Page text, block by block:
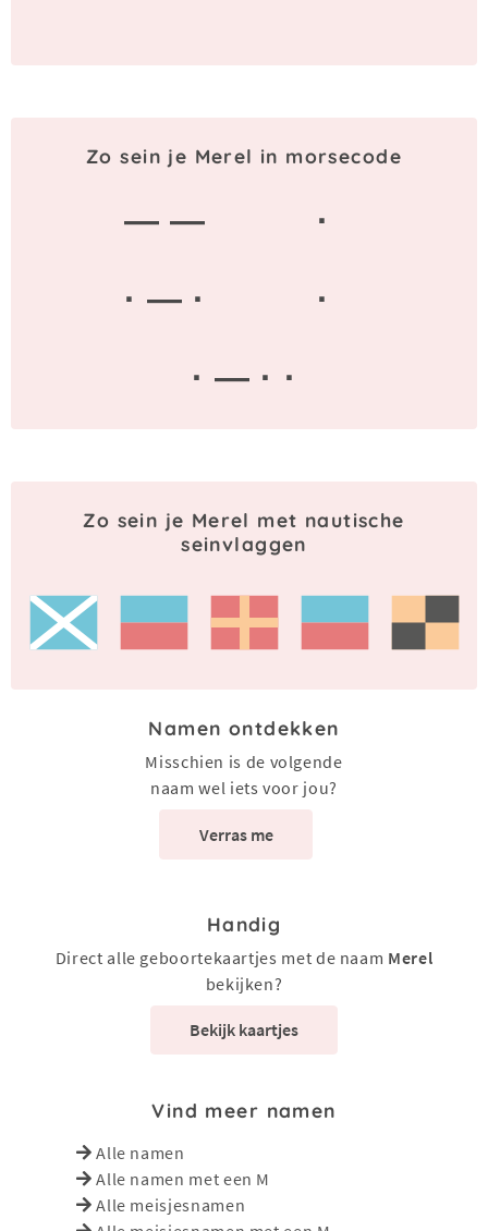
Zo sein je Merel in morsecode
— —
·
· — ·
·
· — · ·
Zo sein je Merel met nautische
seinvlaggen
Namen ontdekken
Misschien is de volgende
naam wel iets voor jou?
Verras me
Handig
Direct alle geboortekaartjes met de naam Merel
bekijken?
Bekijk kaartjes
Vind meer namen
Alle namen
Alle namen met een M
Alle meisjesnamen